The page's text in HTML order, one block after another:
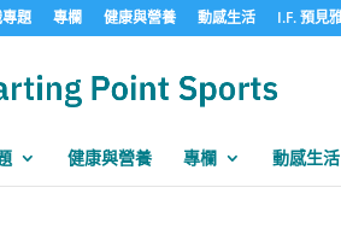
題 專欄 健康與營養 動感生活 I.F. 預見
健康與營養 專欄 動感生活